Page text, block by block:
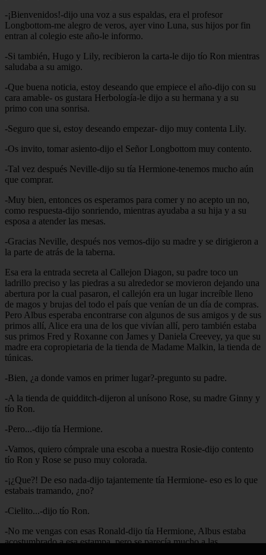
-¡Bienvenidos!-dijo una voz a sus espaldas, era el profesor
Longbottom-me alegro de veros, ayer vino Luna, sus hijos por fin
entran al colegio este año-le informo.
-Si también, Hugo y Lily, recibieron la carta-le dijo tío Ron mientras
saludaba a su amigo.
-Que buena noticia, estoy deseando que empiece el año-dijo con su
cara amable- os gustara Herbología-le dijo a su hermana y a su
primo con una sonrisa.
-Seguro que si, estoy deseando empezar- dijo muy contenta Lily.
-Os invito, tomar asiento-dijo el Señor Longbottom muy contento.
-Tal vez después Neville-dijo su tía Hermione-tenemos mucho aún
que comprar.
-Muy bien, entonces os esperamos para comer y no acepto un no,
como respuesta-dijo sonriendo, mientras ayudaba a su hija y a su
esposa a atender las mesas.
-Gracias Neville, después nos vemos-dijo su madre y se dirigieron a
la parte de atrás de la taberna.
Esa era la entrada secreta al Callejon Diagon, su padre toco un
ladrillo preciso y las piedras a su alrededor se movieron dejando una
abertura por la cual pasaron, el callejón era un lugar increíble lleno
de magos y brujas del todo el país que venían de un día de compras.
Pero Albus esperaba encontrarse con algunos de sus amigos y de sus
primos allí, Alice era una de los que vivían allí, pero también estaba
sus primos Fred y Roxanne con James y Daniela Creevey, ya que su
madre era copropietaria de la tienda de Madame Malkin, la tienda de
túnicas.
-Bien, ¿a donde vamos en primer lugar?-pregunto su padre.
-A la tienda de quidditch-dijeron al unísono Rose, su madre Ginny y
tío Ron.
-Pero...-dijo tía Hermione.
-Vamos, quiero cómprale una escoba a nuestra Rosie-dijo contento
tío Ron y Rose se puso muy colorada.
-¡¿Que?! De eso nada-dijo tajantemente tía Hermione- eso es lo que
estabais tramando, ¿no?
-Cielito...-dijo tío Ron.
-No me vengas con esas Ronald-dijo tía Hermione, Albus estaba
acostumbrado a esa estampa, pero se parecía mucho a las